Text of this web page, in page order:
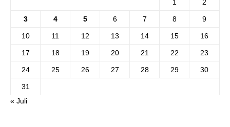
1 2
3 4 5 6 7 8 9
10 11 12 13 14 15 16
17 18 19 20 21 22 23
24 25 26 27 28 29 30
31
« Juli